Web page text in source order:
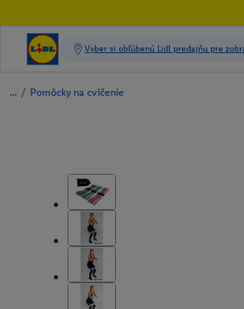
/ Pomôcky na cvičenie